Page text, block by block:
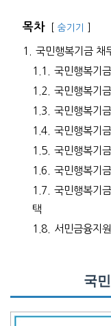
목차 숨기기
1.
국민행복기금 채
1.1.
국민행복기
1.2.
국민행복기
1.3.
국민행복기
1.4.
국민행복기
1.5.
국민행복기
1.6.
국민행복기
1.7.
국민행복기
택
1.8.
서민금융지
국